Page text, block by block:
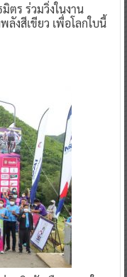
ตร ร่วมวิ่งในงาน
ลังสีเขียว เพื่อโลกใบนี้